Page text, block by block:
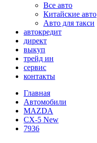
Все авто
Китайские авто
Авто для такси
автокредит
директ
выкуп
трейд ин
сервис
контакты
Главная
Автомобили
MAZDA
CX-5 New
7936